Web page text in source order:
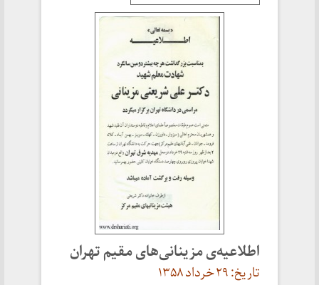
اطلاعیه‌ی مزینانی‌های مقیم تهران
تاریخ: ۲۹ خرداد ۱۳۵۸